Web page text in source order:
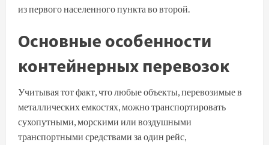
из первого населенного пункта во второй.
Основные особенности
контейнерных перевозок
Учитывая тот факт, что любые объекты, перевозимые в
металлических емкостях, можно транспортировать
сухопутными, морскими или воздушными
транспортными средствами за один рейс,